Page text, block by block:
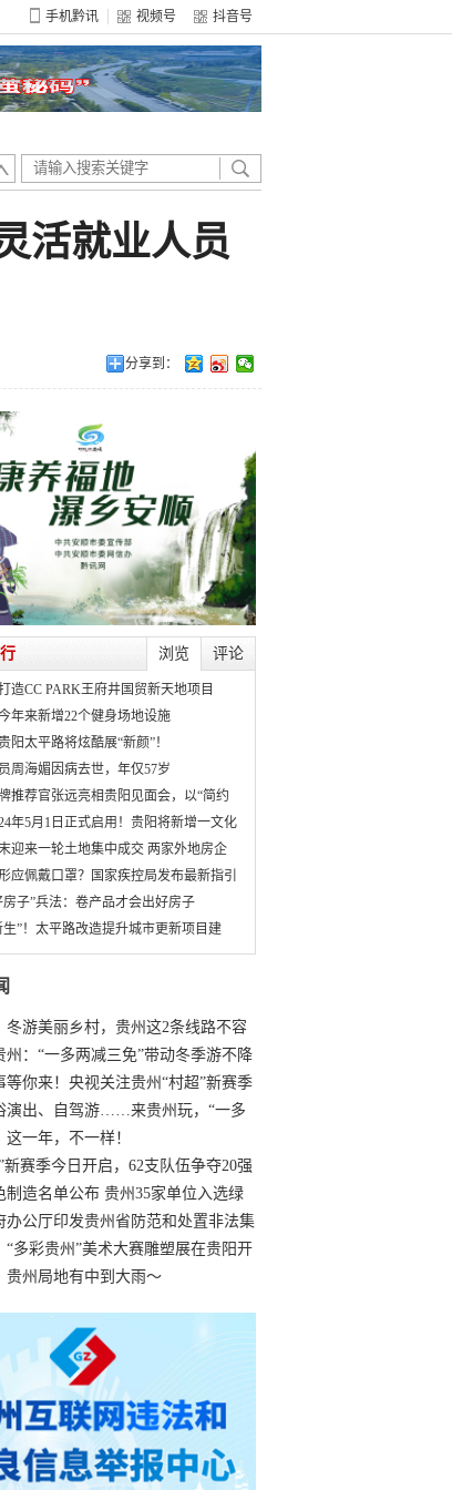
手机黔讯 视频号 抖音号
活就业人员
分享到：
浏览 评论
造CC PARK王府井国贸新天地项目
年来新增22个健身场地设施
阳太平路将炫酷展“新颜”！
周海媚因病去世，年仅57岁
推荐官张远亮相贵阳见面会，以“简约
年5月1日正式启用！贵阳将新增一文化
迎来一轮土地集中成交 两家外地房企
应佩戴口罩？国家疾控局发布最新指引
房子”兵法：卷产品才会出好房子
生”！太平路改造提升城市更新项目建
冬游美丽乡村，贵州这2条线路不容
州：“一多两减三免”带动冬季游不降
等你来！央视关注贵州“村超”新赛季
演出、自驾游……来贵州玩，“一多
一年，不一样！
新赛季今日开启，62支队伍争夺20强
制造名单公布 贵州35家单位入选绿
办公厅印发贵州省防范和处置非法集
细则
“多彩贵州”美术大赛雕塑展在贵阳开
1月19日
贵州局地有中到大雨～